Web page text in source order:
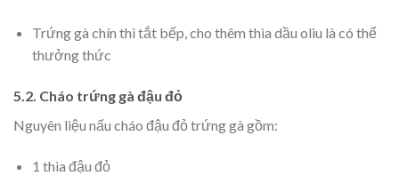
Trứng gà chín thì tắt bếp, cho thêm thìa dầu oliu là có thể
thưởng thức
5.2. Cháo trứng gà đậu đỏ
Nguyên liệu nấu cháo đậu đỏ trứng gà gồm:
1 thìa đậu đỏ